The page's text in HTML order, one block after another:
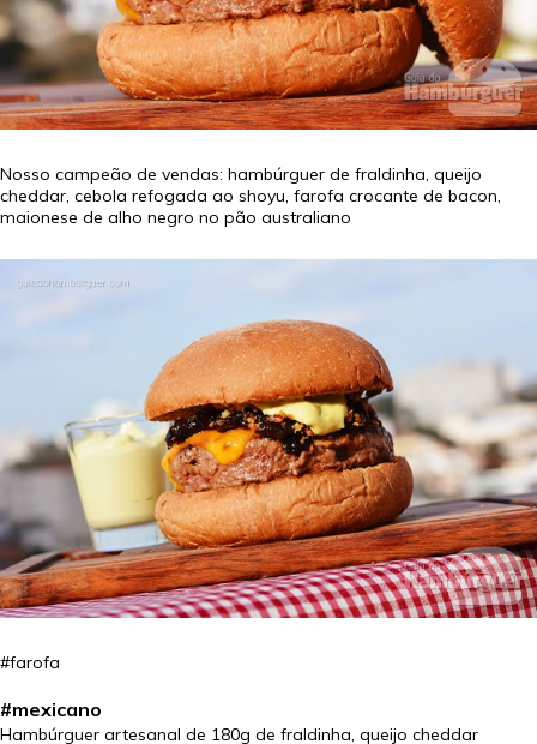
Nosso campeão de vendas: hambúrguer de fraldinha, queijo
cheddar, cebola refogada ao shoyu, farofa crocante de bacon,
maionese de alho negro no pão australiano
#farofa
#mexicano
Hambúrguer artesanal de 180g de fraldinha, queijo cheddar